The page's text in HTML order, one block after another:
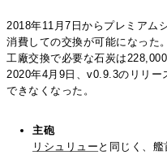
2018年11月7日からプレミアム
消費しての交換が可能になった。
工廠交換で必要な石炭は
2020年4月9日、v0.9.3のリリ
できなくなった。
主砲
リシュリュー と同じく、